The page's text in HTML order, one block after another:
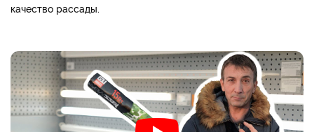
качество рассады.